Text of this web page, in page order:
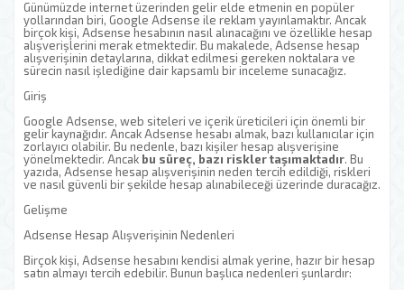
Günümüzde internet üzerinden gelir elde etmenin en popüler
yollarından biri, Google Adsense ile reklam yayınlamaktır. Ancak
birçok kişi, Adsense hesabının nasıl alınacağını ve özellikle hesap
alışverişlerini merak etmektedir. Bu makalede, Adsense hesap
alışverişinin detaylarına, dikkat edilmesi gereken noktalara ve
sürecin nasıl işlediğine dair kapsamlı bir inceleme sunacağız.
Giriş
Google Adsense, web siteleri ve içerik üreticileri için önemli bir
gelir kaynağıdır. Ancak Adsense hesabı almak, bazı kullanıcılar için
zorlayıcı olabilir. Bu nedenle, bazı kişiler hesap alışverişine
yönelmektedir. Ancak bu süreç, bazı riskler taşımaktadır. Bu
yazıda, Adsense hesap alışverişinin neden tercih edildiği, riskleri
ve nasıl güvenli bir şekilde hesap alınabileceği üzerinde duracağız.
Gelişme
Adsense Hesap Alışverişinin Nedenleri
Birçok kişi, Adsense hesabını kendisi almak yerine, hazır bir hesap
satın almayı tercih edebilir. Bunun başlıca nedenleri şunlardır: